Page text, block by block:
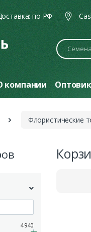
по РФ
Поиск
компании
Флористические
4 940